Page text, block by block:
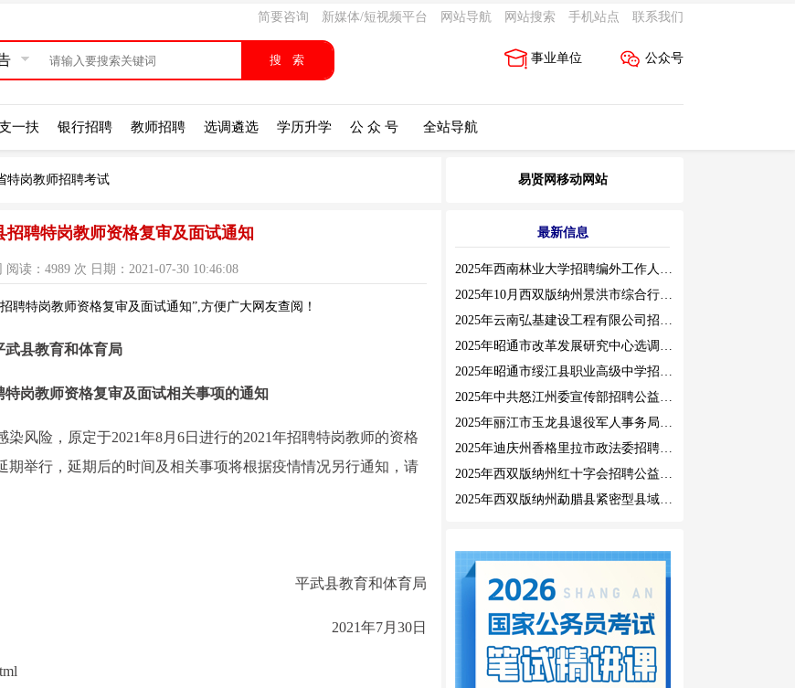
简要咨询 新媒体/短视频平台 网站导航 网站搜索 手机站点 联系我们
公众号
事业单位
一扶 银行招聘 教师招聘 选调遴选 学历升学 公 众 号 全站导航
特岗教师招聘考试
招聘特岗教师资格复审及面试通知
读：4989 次 日期：2021-07-30 10:46:08
聘特岗教师资格复审及面试通知”,方便广大网友查阅！
武县教育和体育局
特岗教师资格复审及面试相关事项的通知
风险，原定于2021年8月6日进行的2021年招聘特岗教师的资格
期举行，延期后的时间及相关事项将根据疫情情况另行通知，请
平武县教育和体育局
2021年7月30日
易贤网移动网站
最新信息
2025年西南林业大学招聘编外工作人员公告（三）
2025年10月西双版纳州景洪市综合行政执法局招聘人员公告
2025年云南弘基建设工程有限公司招聘公告
2025年昭通市改革发展研究中心选调工作人员职业素质测评通告
2025年昭通市绥江县职业高级中学招聘编外紧缺临聘数学教师公告
2025年中共怒江州委宣传部招聘公益性岗位公告
2025年丽江市玉龙县退役军人事务局公益性岗位招聘公告
2025年迪庆州香格里拉市政法委招聘公益性岗位公告
2025年西双版纳州红十字会招聘公益性岗位人员公告
2025年西双版纳州勐腊县紧密型县域医共体招聘编外人员公告